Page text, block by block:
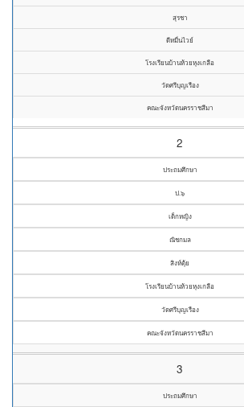
สุรชา
ดีหมื่นไวย์
โรงเรียนบ้านห้วยหุงเกลือ
วัดศรีบุญเรือง
คณะจังหวัดนครราชสีมา
2
ประถมศึกษา
ป.๖
เด็กหญิง
ณิชกมล
สิงห์ตุ้ย
โรงเรียนบ้านห้วยหุงเกลือ
วัดศรีบุญเรือง
คณะจังหวัดนครราชสีมา
3
ประถมศึกษา